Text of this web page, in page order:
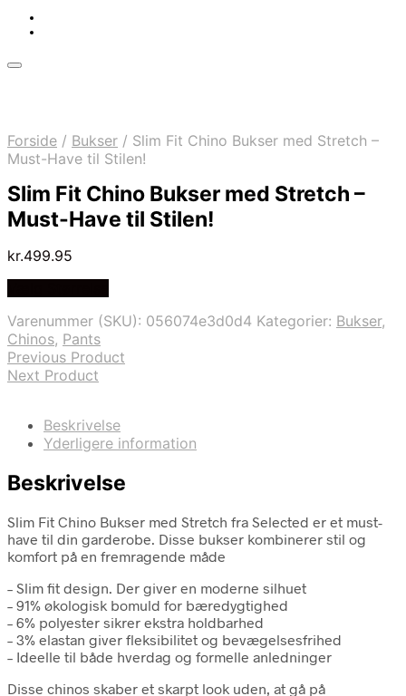
Forside / Bukser / Slim Fit Chino Bukser med Stretch –
Must-Have til Stilen!
Slim Fit Chino Bukser med Stretch –
Must-Have til Stilen!
kr.499.95
Varenummer (SKU): 056074e3d0d4 Kategorier: Bukser,
Chinos, Pants
Previous Product
Next Product
Beskrivelse
Yderligere information
Beskrivelse
Slim Fit Chino Bukser med Stretch fra Selected er et must-
have til din garderobe. Disse bukser kombinerer stil og
komfort på en fremragende måde
– Slim fit design. Der giver en moderne silhuet
– 91% økologisk bomuld for bæredygtighed
– 6% polyester sikrer ekstra holdbarhed
– 3% elastan giver fleksibilitet og bevægelsesfrihed
– Ideelle til både hverdag og formelle anledninger
Disse chinos skaber et skarpt look uden, at gå på